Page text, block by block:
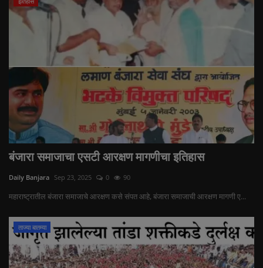
बंजारा समाजाचा एसटी आरक्षण मागणीचा इतिहास
Daily Banjara Sep 23, 2025 0 90
महाराष्ट्रातील बंजारा समाजाचे आरक्षण कसे संपत आहे, बंजारा समाजाची आरक्षण मागणी ए...
ताज्या बातम्या